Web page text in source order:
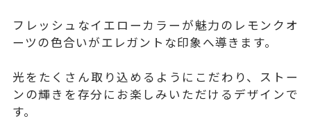
フレッシュなイエローカラーが魅力のレモンクオ
ーツの色合いがエレガントな印象へ導きます。
光をたくさん取り込めるようにこだわり、ストー
ンの輝きを存分にお楽しみいただけるデザインで
す。